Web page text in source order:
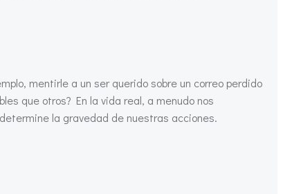
mentirle a un ser querido sobre un correo perdido
que otros? En la vida real, a menudo nos
la gravedad de nuestras acciones.